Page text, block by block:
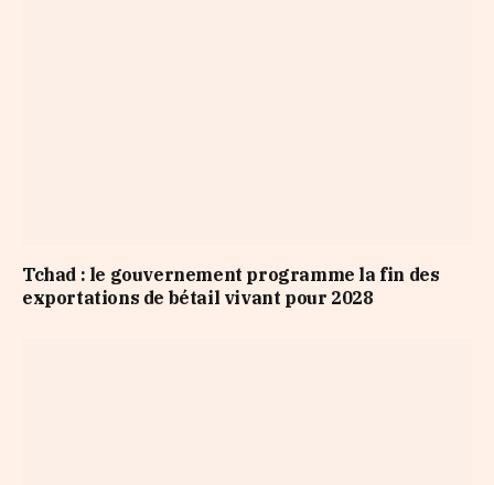
Tchad : le gouvernement programme la fin des
exportations de bétail vivant pour 2028